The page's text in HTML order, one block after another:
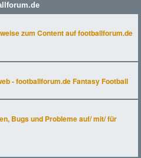
zum Content auf footballforum.de
- footballforum.de Fantasy Football
Bugs und Probleme auf/ mit/ für